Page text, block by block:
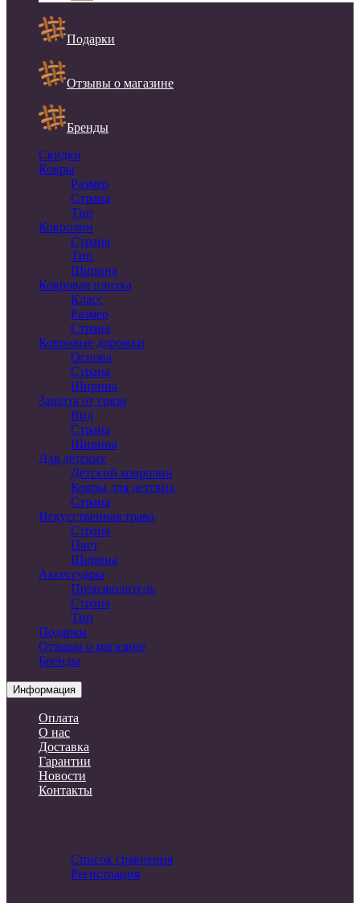
Подарки
Отзывы о магазине
Бренды
Скидки
Ковры
Размер
Страна
Тип
Ковролин
Страна
Тип
Ширина
Ковровая плитка
Класс
Размер
Страна
Ковровые дорожки
Основа
Страна
Ширина
Защита от грязи
Вид
Страна
Ширина
Для детских
Детский ковролин
Ковры для детских
Страна
Искусственная трава
Страна
Цвет
Ширина
Аксессуары
Производитель
Страна
Тип
Подарки
Отзывы о магазине
Бренды
Информация
Оплата
О нас
Доставка
Гарантии
Новости
Контакты
Список сравнения
Регистрация